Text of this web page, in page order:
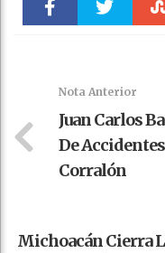
Nota Anterior
Juan Carlos
De
Corralón
Michoacán Cierra